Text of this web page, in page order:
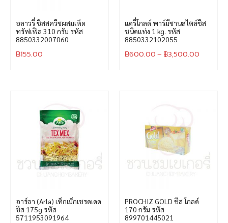
อลาวรี่ ชีสสควีซผสมเห็ด
ทรัฟเฟิล 310 กรัม รหัส
8850332007060
฿155.00
แดรี่โกลด์ พาร์มีซานสไตล์ชีส
ชนิดแท่ง 1 kg. รหัส
8850332102055
฿600.00– ฿3,500.00
อาร์ลา (Arla) เท็กเม็กเชรดเดด
ชีส 175g รหัส
5711953091964
PROCHIZ GOLD ชีส โกลด์
170 กรัม รหัส
899701445021